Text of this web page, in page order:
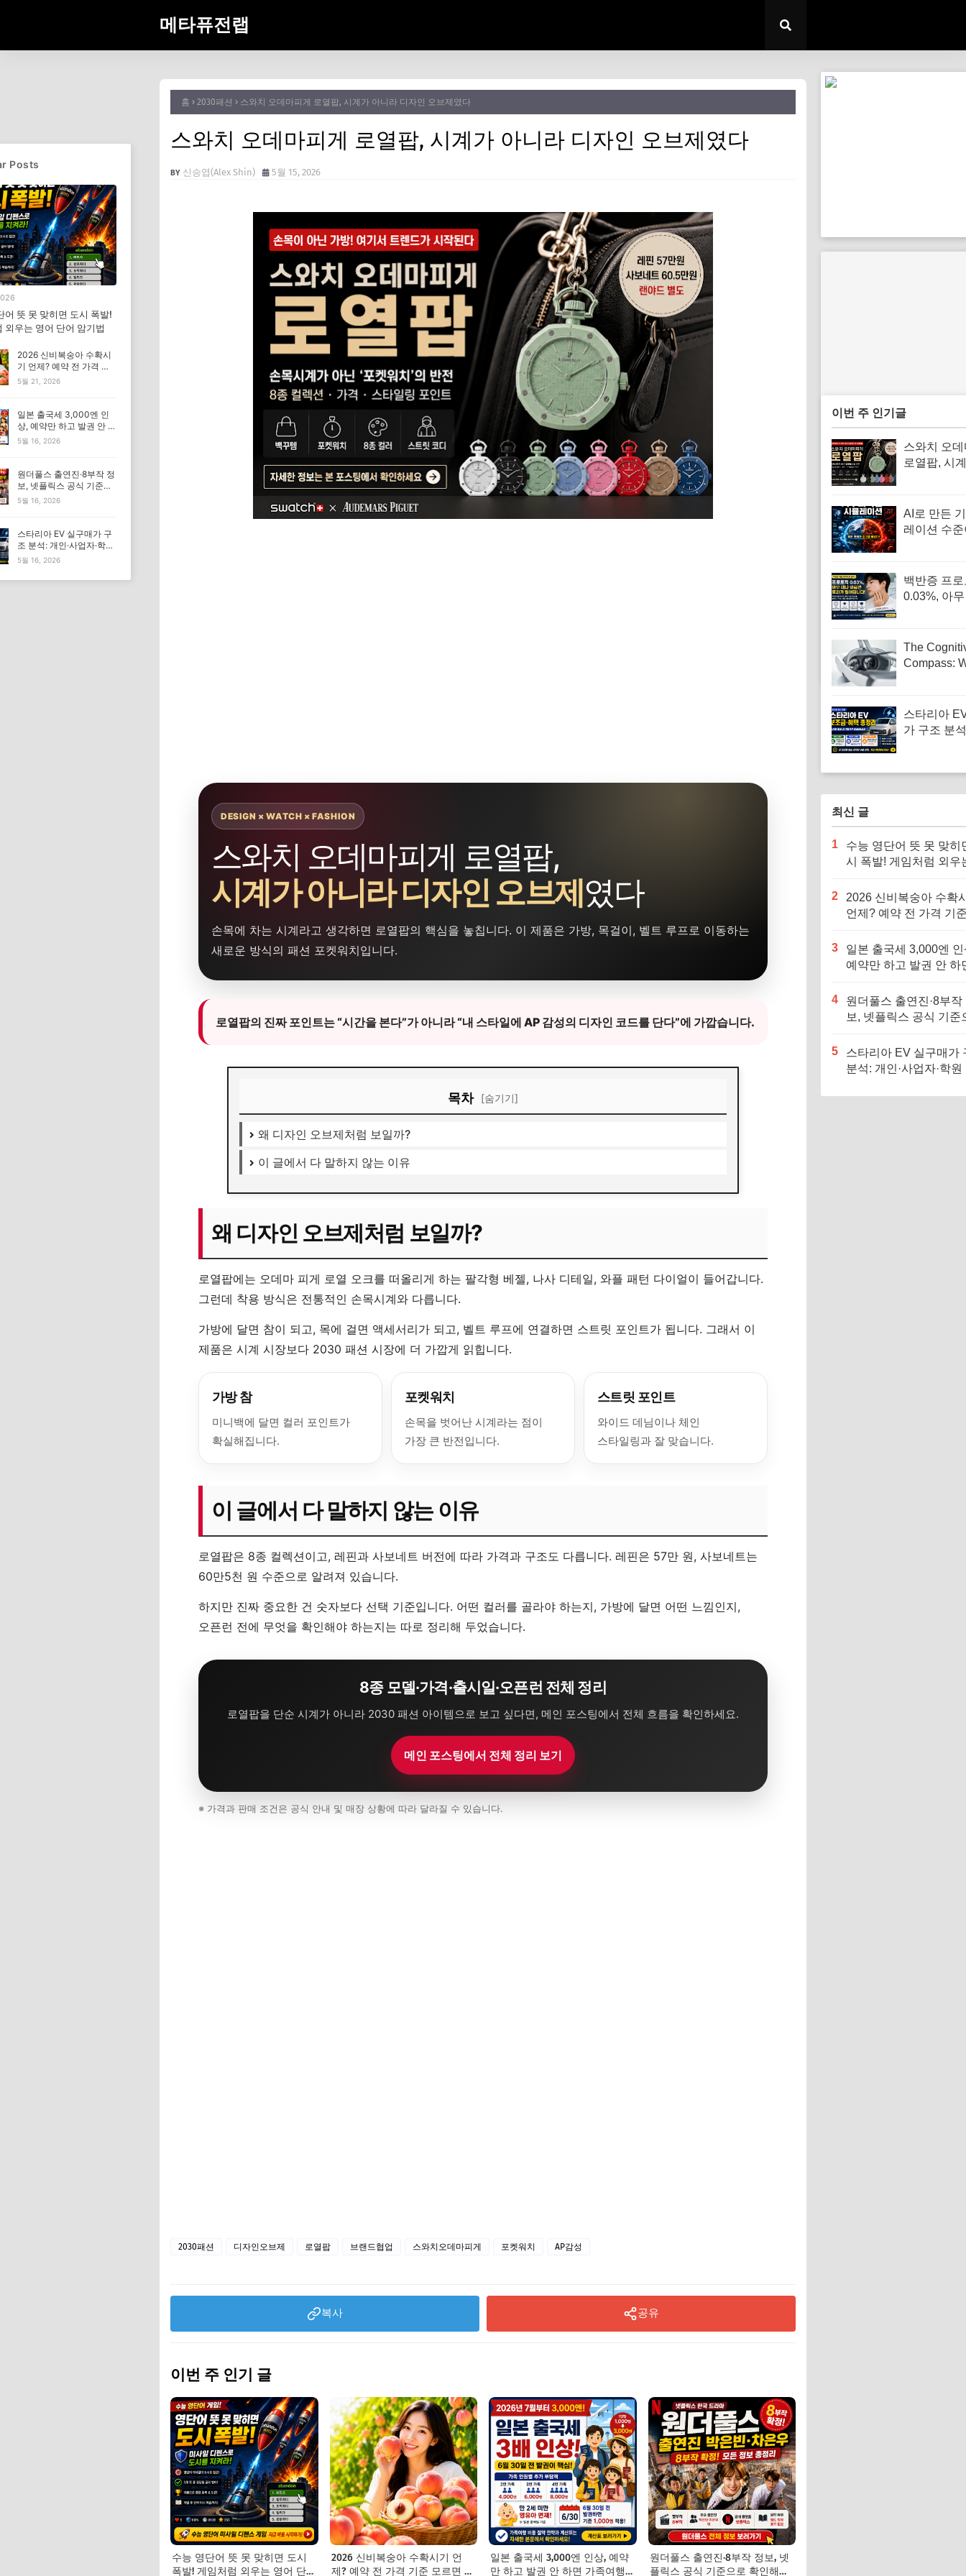
메타퓨전랩
홈 2030패션 스와치 오데마피게 로열팝, 시계가 아니라 디자인 오브제였다
스와치 오데마피게 로열팝, 시계가 아니라 디자인 오브제였다
신승엽(Alex Shin) 5월 15, 2026
DESIGN × WATCH × FASHION
스와치 오데마피게 로열팝,
시계가 아니라 디자인 오브제였다
손목에 차는 시계라고 생각하면 로열팝의 핵심을 놓칩니다. 이 제품은 가방, 목걸이, 벨트 루프로 이동하는
새로운 방식의 패션 포켓워치입니다.
로열팝의 진짜 포인트는 “시간을 본다”가 아니라 “내 스타일에 AP 감성의 디자인 코드를 단다”에 가깝습니다.
목차 [숨기기]
왜 디자인 오브제처럼 보일까?
이 글에서 다 말하지 않는 이유
왜 디자인 오브제처럼 보일까?
로열팝에는 오데마 피게 로열 오크를 떠올리게 하는 팔각형 베젤, 나사 디테일, 와플 패턴 다이얼이 들어갑니다.
그런데 착용 방식은 전통적인 손목시계와 다릅니다.
가방에 달면 참이 되고, 목에 걸면 액세서리가 되고, 벨트 루프에 연결하면 스트릿 포인트가 됩니다. 그래서 이
제품은 시계 시장보다 2030 패션 시장에 더 가깝게 읽힙니다.
가방 참
미니백에 달면 컬러 포인트가
확실해집니다.
포켓워치
손목을 벗어난 시계라는 점이
가장 큰 반전입니다.
스트릿 포인트
와이드 데님이나 체인
스타일링과 잘 맞습니다.
이 글에서 다 말하지 않는 이유
로열팝은 8종 컬렉션이고, 레핀과 사보네트 버전에 따라 가격과 구조도 다릅니다. 레핀은 57만 원, 사보네트는
60만5천 원 수준으로 알려져 있습니다.
하지만 진짜 중요한 건 숫자보다 선택 기준입니다. 어떤 컬러를 골라야 하는지, 가방에 달면 어떤 느낌인지,
오픈런 전에 무엇을 확인해야 하는지는 따로 정리해 두었습니다.
8종 모델·가격·출시일·오픈런 전체 정리
로열팝을 단순 시계가 아니라 2030 패션 아이템으로 보고 싶다면, 메인 포스팅에서 전체 흐름을 확인하세요.
메인 포스팅에서 전체 정리 보기
※ 가격과 판매 조건은 공식 안내 및 매장 상황에 따라 달라질 수 있습니다.
2030패션 디자인오브제 로열팝 브랜드협업 스와치오데마피게 포켓워치 AP감성
복사 공유
이번 주 인기 글
수능 영단어 뜻 못 맞히면 도시
폭발! 게임처럼 외우는 영어 단어
2026 신비복숭아 수확시기 언
제? 예약 전 가격 기준 모르면 잘
일본 출국세 3,000엔 인상, 예약
만 하고 발권 안 하면 가족여행
원더풀스 출연진·8부작 정보, 넷
플릭스 공식 기준으로 확인해야
이번 주 인기글
스와치 오
로열팝, 시
AI로 만든
레이션 수
위젯 공개
백반증 프
0.03%, 아
The
Compass:
Your
Star
스타리아
가 구조 분
최신 글
1
수능 영단어 뜻 못 맞히
시 폭발! 게임처럼 외우
2
2026 신비복숭아 수확
언제? 예약 전 가격 기
3
일본 출국세 3,000엔 인
예약만 하고 발권 안 하
다
4
원더풀스 출연진·8부작
보, 넷플릭스 공식 기준
5
스타리아 EV 실구매가
분석: 개인·사업자·학원
Posts
어 뜻 못 맞히면 도시 폭발!
외우는 영어 단어 암기법
2026 신비복숭아 수확시
기 언제? 예약 전 가격 기
준 모르면 잘못 삽니다
5월 21, 2026
일본 출국세 3,000엔 인
상, 예약만 하고 발권 안 하
면 가족여행 비용 더 낼 수
5월 16, 2026
원더풀스 출연진·8부작 정
보, 넷플릭스 공식 기준으
로 확인해야 하는 이유
5월 16, 2026
스타리아 EV 실구매가 구
조 분석: 개인·사업자·학원
조건이 가격을 바꾸는 이
5월 16, 2026